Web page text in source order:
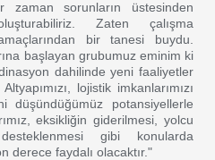
sorunların üstesinden
Zaten çalışma
bir tanesi buydu.
başlayan grubumuz eminim ki
dahilinde yeni faaliyetler
lojistik imkanlarımızı
düşündüğümüz potansiyellerle
eksikliğin giderilmesi, yolcu
gibi konularda
derece faydalı olacaktır."